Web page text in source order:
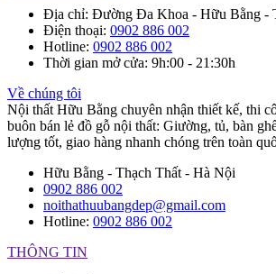
Địa chỉ: Đường Đa Khoa - Hữu Bằng -
Điện thoại: 0902 886 002
Hotline: 0902 886 002
Thời gian mở cửa: 9h:00 - 21:30h
Về chúng tôi
Nội thất Hữu Bằng chuyên nhận thiết kế, thi
buôn bán lẻ đồ gỗ nội thất: Giường, tủ, bàn
lượng tốt, giao hàng nhanh chóng trên toàn
Hữu Bằng - Thạch Thất - Hà Nội
0902 886 002
noithathuubangdep@gmail.com
Hotline: 0902 886 002
THÔNG TIN